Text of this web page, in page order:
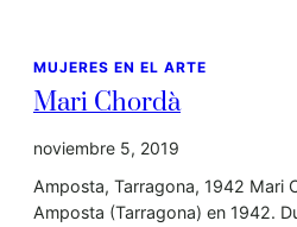
MUJERES EN EL ARTE
Mari Chordà
noviembre 5, 2019
Amposta, Tarragona, 1942 Mari
Amposta (Tarragona) en 1942.